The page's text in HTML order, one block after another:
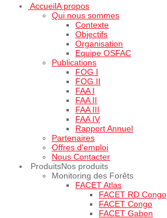
AccueilA propos
Qui nous sommes
Contexte
Objectifs
Organisation
Equipe OSFAC
Publications
FOG I
FOG II
FAA I
FAA II
FAA III
FAA IV
Rapport Annuel
Partenaires
Offres d'emploi
Nous Contacter
ProduitsNos produits
Monitoring des Forêts
FACET Atlas
FACET RD Congo
FACET Congo
FACET Gabon